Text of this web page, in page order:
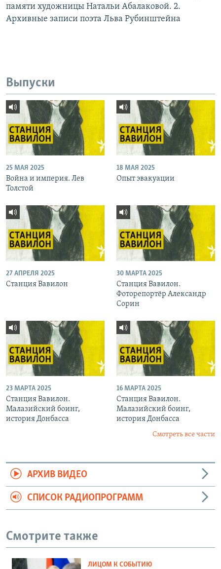
памяти художницы Натальи Абалаковой. 2.
Архивные записи поэта Льва Рубинштейна
Выпуски
25 МАЯ 2025
Война и империя. Лев
Толстой
18 МАЯ 2025
Опыт эвакуации
27 АПРЕЛЯ 2025
Станция Вавилон
30 МАРТА 2025
Станция Вавилон.
Фоторепортёр Александр
Сорин
23 МАРТА 2025
Станция Вавилон.
Малазийский боинг,
история Донбасса
16 МАРТА 2025
Станция Вавилон.
Малазийский боинг,
история Донбасса
Смотреть все части
АРХИВ ВИДЕО
СПИСОК РАДИОПРОГРАММ
Смотрите также
ЛИЦОМ К СОБЫТИЮ